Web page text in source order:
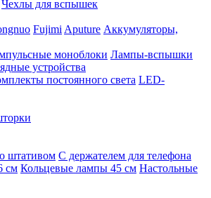
Чехлы для вспышек
Fujimi Aputure Аккумуляторы,
моноблоки Лампы-вспышки
устройства
постоянного света LED-
штативом С держателем для телефона
см Кольцевые лампы 45 см Настольные